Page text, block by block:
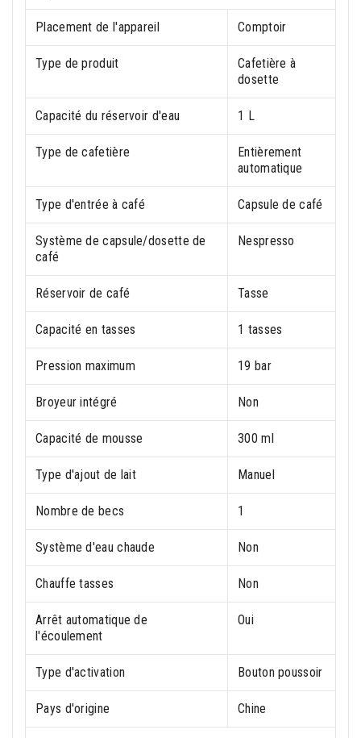
Placement de l'appareil Comptoir
Type de produit
Cafetière à
dosette
Capacité du réservoir d'eau 1 L
Type de cafetière
Entièrement
automatique
Type d'entrée à café Capsule de café
Système de capsule/dosette de
café
Nespresso
Réservoir de café Tasse
Capacité en tasses 1 tasses
Pression maximum 19 bar
Broyeur intégré Non
Capacité de mousse 300 ml
Type d'ajout de lait Manuel
Nombre de becs 1
Système d'eau chaude Non
Chauffe tasses Non
Arrêt automatique de
l'écoulement
Oui
Type d'activation Bouton poussoir
Pays d'origine Chine